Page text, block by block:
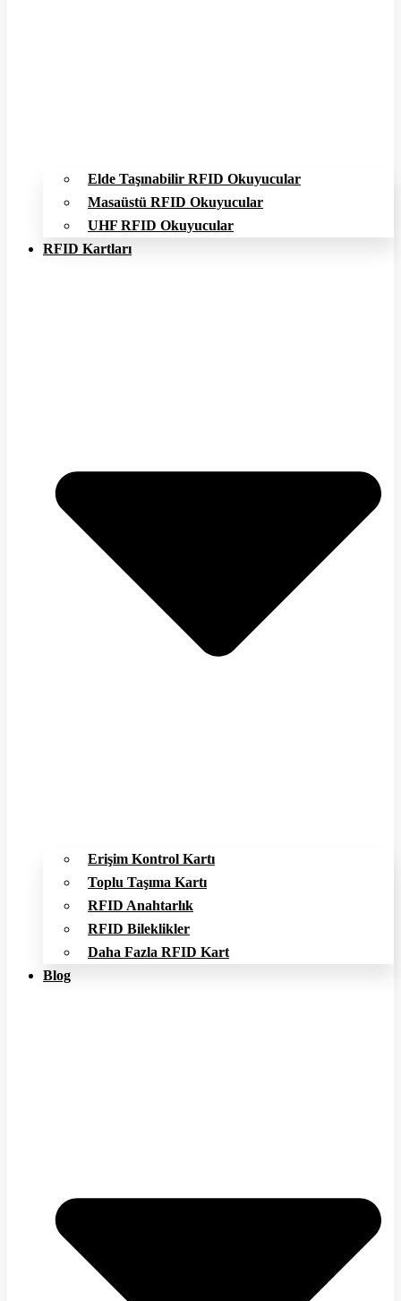
Elde Taşınabilir RFID Okuyucular
Masaüstü RFID Okuyucular
UHF RFID Okuyucular
RFID Kartları
Erişim Kontrol Kartı
Toplu Taşıma Kartı
RFID Anahtarlık
RFID Bileklikler
Daha Fazla RFID Kart
Blog